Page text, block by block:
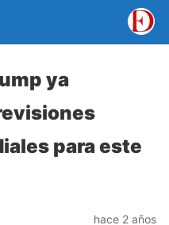
ya
para este
hace 2 años